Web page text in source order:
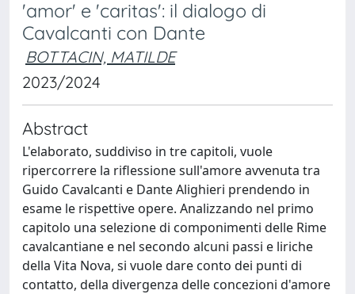
'amor' e 'caritas': il dialogo di
Cavalcanti con Dante
BOTTACIN, MATILDE
2023/2024
Abstract
L'elaborato, suddiviso in tre capitoli, vuole
ripercorrere la riflessione sull'amore avvenuta tra
Guido Cavalcanti e Dante Alighieri prendendo in
esame le rispettive opere. Analizzando nel primo
capitolo una selezione di componimenti delle Rime
cavalcantiane e nel secondo alcuni passi e liriche
della Vita Nova, si vuole dare conto dei punti di
contatto, della divergenza delle concezioni d'amore